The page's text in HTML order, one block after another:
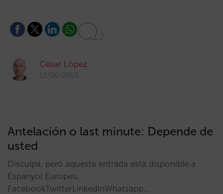
2
César López
12/06/2005
Antelación o last minute: Depende de
usted
Disculpa, però aquesta entrada està disponible a
Espanyol Europeu.
FacebookTwitterLinkedinWhatsapp…